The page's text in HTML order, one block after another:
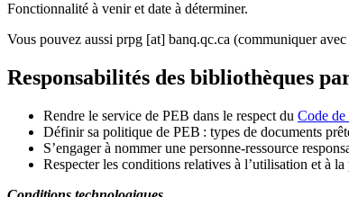
Fonctionnalité à venir et date à déterminer.
Vous pouvez aussi prpg [at] banq.qc.ca (communiquer
Responsabilités des bibliothèques
Rendre le service de PEB dans le respect du Code de
Définir sa politique de PEB : types de documents
S’engager à nommer une personne-ressource
Respecter les conditions relatives à l’utilisation et à